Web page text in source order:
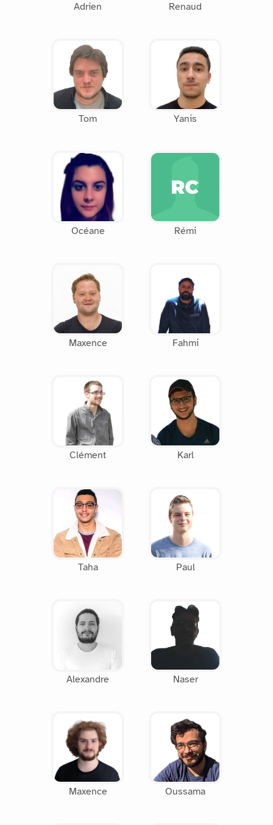
Adrien Renaud
Tom Yanis
Océane Rémi
Maxence Fahmi
Clément Karl
Taha Paul
Alexandre Naser
Maxence Oussama